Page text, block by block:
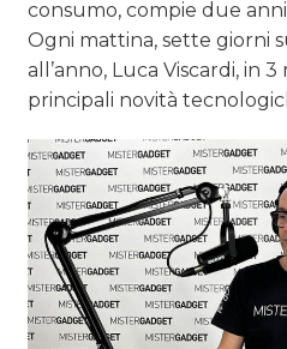
PREVISIONI/SCENARI
NORMATIVE
TREND
CASE HISTORY
OPINIONI
consumo, compie due
Ogni mattina, sette giorni
all’anno, Luca Viscardi, in
principali novità